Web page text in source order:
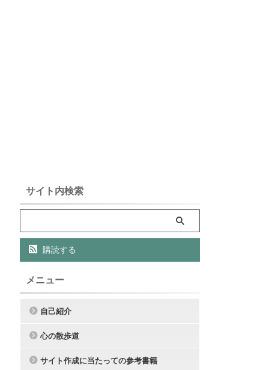
サイト内検索
購読する
メニュー
自己紹介
心の散歩道
サイト作成に当たっての参考書籍